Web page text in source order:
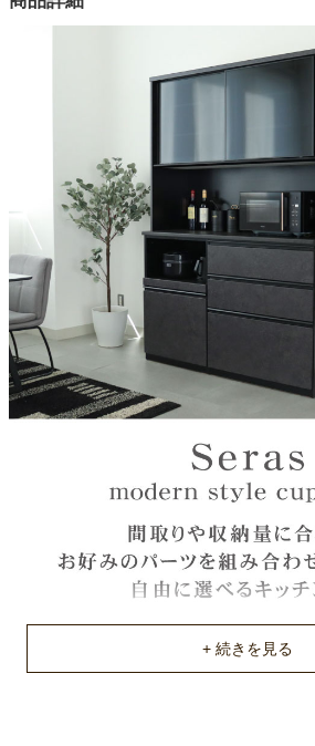
1色
ソフトダンパーレール、転倒防止ベルト
強化シート
注意
単品で使用不可能。必ず下台と合わせて
原産国
中国